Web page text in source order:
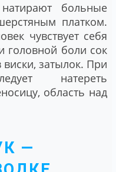
больные
платком.
чувствует себя
головной боли сок
виски, затылок. При
натереть
область над
—